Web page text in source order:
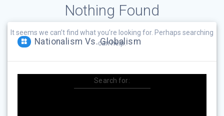
Nothing Found
It seems we can’t find what you’re looking for. Perhaps searching
can help.
Search for:
Nationalism Vs. Globalism